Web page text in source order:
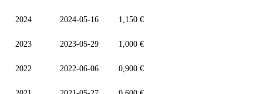
2024 2024-05-16 1,150 €
2023 2023-05-29 1,000 €
2022 2022-06-06 0,900 €